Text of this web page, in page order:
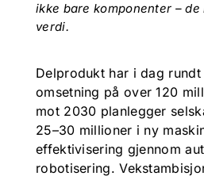
ikke bare komponenter –
verdi.
Delprodukt har i dag
omsetning på over 120
mot 2030 planlegger
25–30 millioner i ny
effektivisering gjennom
robotisering.